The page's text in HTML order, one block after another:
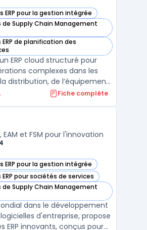
ERP pour la gestion intégrée
dans cette catégorie
de Supply Chain Management
dans cette catégorie
ERP de planification des
dans cette catégorie
ERP cloud structuré pour
complexes dans les
distribution, de l’équipement,
l’agroalimentaire, de la
entreprises et multi-
Fiche complète
EAM et FSM pour l'innovation
4
ERP pour la gestion intégrée
cette catégorie
ERP pour sociétés de services
cette catégorie
de Supply Chain Management
cette catégorie
dans le développement
d'entreprise, propose
ERP innovants, conçus pour